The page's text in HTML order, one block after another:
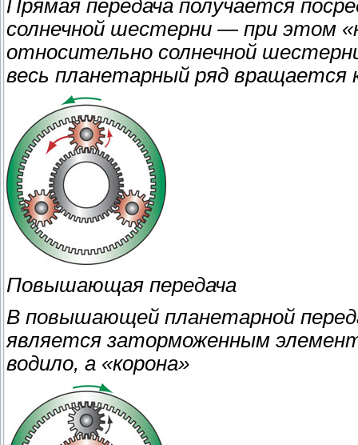
Прямая передача получается
солнечной шестерни — при этом
относительно солнечной
весь планетарный ряд вращается
Повышающая передача
В повышающей планетарной
является заторможенным
водило, а «корона»